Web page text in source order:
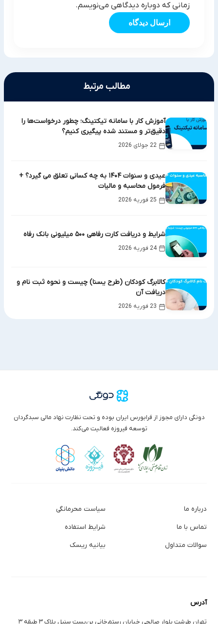
زمانی که دوباره دیدگاهی می‌نویسم.
ارسال دیدگاه
مطالب مرتبط
آموزش کار با سامانه تیکتینگ؛ چطور درخواست‌ها را
دقیق‌تر و مستند شده پیگیری کنیم؟
22 جولای 2026
عیدی و سنوات ۱۴۰۴ به چه کسانی تعلق می گیرد؟ +
فرمول محاسبه و مالیات
25 فوریه 2026
شرایط و دریافت کارت رفاهی ۵۰۰ میلیونی بانک رفاه
24 فوریه 2026
کالابرگ کودکان (طرح یسنا) چیست و نحوه ثبت نام و
دریافت آن
23 فوریه 2026
دونگی دارای مجوز از فرابورس ایران بوده و تحت نظارت نهاد مالی سبدگردان
توسعه فیروزه فعالیت می‌کند.
درباره ما
تماس با ما
سوالات متداول
سیاست محرمانگی
شرایط استفاده
بیانیه ریسک
آدرس
تهران طرشت بلوار صالحی خیابان رستم‌خانی بن‌بست سنبل پلاک ۳ طبقه ۳